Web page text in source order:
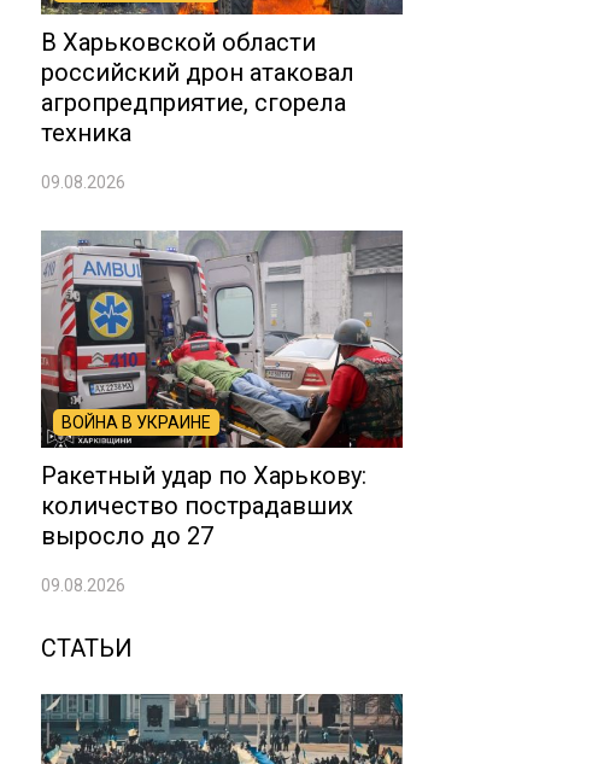
В Харьковской области
российский дрон атаковал
агропредприятие, сгорела
техника
09.08.2026
ВОЙНА В УКРАИНЕ
Ракетный удар по Харькову:
количество пострадавших
выросло до 27
09.08.2026
СТАТЬИ